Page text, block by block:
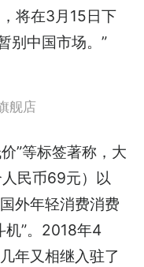
将在3月15日下
别中国市场。”
舰店
”等标签著称，大
民币69元）以
外年轻消费消费
机”。2018年4
年又相继入驻了